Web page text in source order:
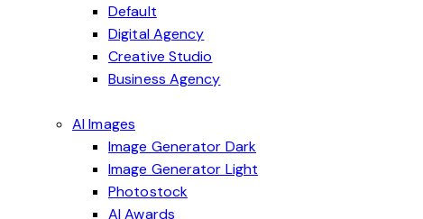
Default
Digital Agency
Creative Studio
Business Agency
AI Images
Image Generator Dark
Image Generator Light
Photostock
AI Awards